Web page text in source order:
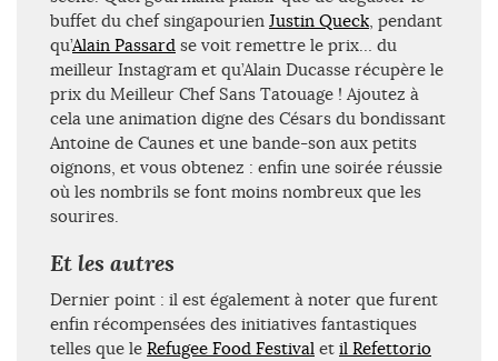
buffet du chef singapourien Justin Queck, pendant
qu’Alain Passard se voit remettre le prix… du
meilleur Instagram et qu’Alain Ducasse récupère le
prix du Meilleur Chef Sans Tatouage ! Ajoutez à
cela une animation digne des Césars du bondissant
Antoine de Caunes et une bande-son aux petits
oignons, et vous obtenez : enfin une soirée réussie
où les nombrils se font moins nombreux que les
sourires.
Et les autres
Dernier point : il est également à noter que furent
enfin récompensées des initiatives fantastiques
telles que le Refugee Food Festival et il Refettorio